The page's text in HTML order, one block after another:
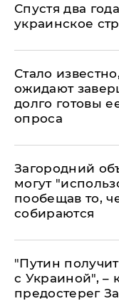
Спустя два
украинское
Стало
ожидают
долго готовы
опроса
Загородний
могут
пообещав то,
собираются
"Путин
с Украиной", –
предостерег